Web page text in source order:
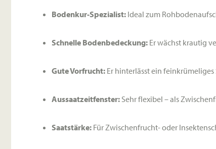
Bodenkur-Spezialist: Ideal zum
Schnelle Bodenbedeckung: Er wächst krautig
Gute Vorfrucht: Er hinterlässt ein
Aussaatzeitfenster: Sehr flexibel – als
Saatstärke: Für Zwischenfrucht- oder